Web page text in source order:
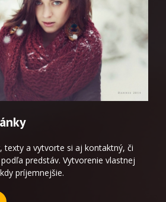
texty a vytvorte si aj kontaktný, či
predstáv. Vytvorenie vlastnej
príjemnejšie.